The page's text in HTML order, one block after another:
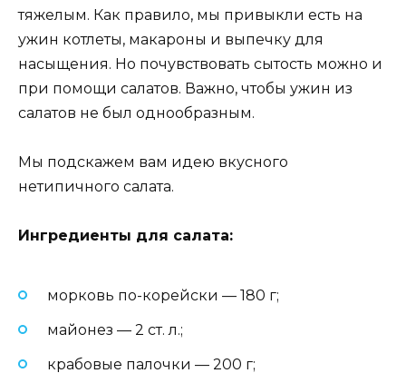
тяжелым. Как правило, мы привыкли есть на
ужин котлеты, макароны и выпечку для
насыщения. Но почувствовать сытость можно и
при помощи салатов. Важно, чтобы ужин из
салатов не был однообразным.
Мы подскажем вам идею вкусного
нетипичного салата.
Ингредиенты для салата:
морковь по-корейски — 180 г;
майонез — 2 ст. л.;
крабовые палочки — 200 г;